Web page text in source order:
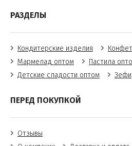
РАЗДЕЛЫ
Кондитерские изделия
Мармелад оптом
Пастила
Детские сладости оптом
ПЕРЕД ПОКУПКОЙ
Отзывы